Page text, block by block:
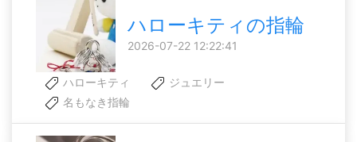
ハローキティの指輪
2026-07-22 12:22:41
ハローキティ
ジュエリー
名もなき指輪